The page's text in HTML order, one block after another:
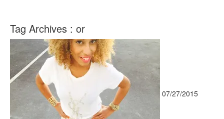
Tag Archives : or
07/27/2015